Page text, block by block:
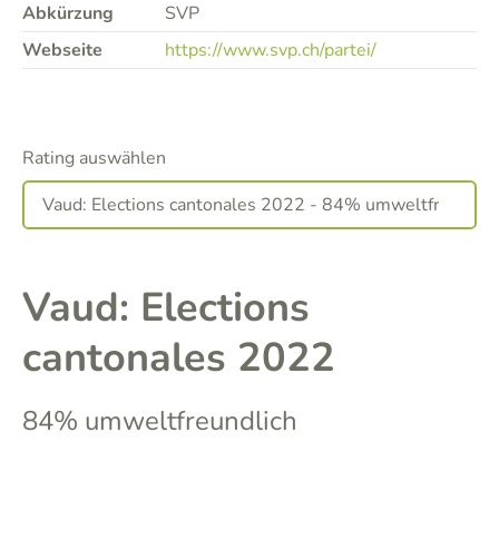
Abkürzung
SVP
Webseite
https://www.svp.ch/partei/
Rating auswählen
Vaud: Elections
cantonales 2022
84% umweltfreundlich